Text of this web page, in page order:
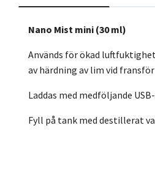
Nano Mist mini (30 ml)
Används för ökad
av härdning av lim vid
Laddas med medföljande
Fyll på tank med destillerat